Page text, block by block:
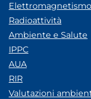
Elettromagnetismo
Radioattività
Ambiente e Salute
IPPC
AUA
RIR
Valutazioni